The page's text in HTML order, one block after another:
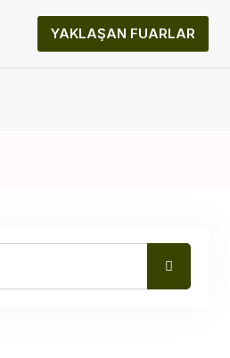
YAKLAŞAN FUARLAR